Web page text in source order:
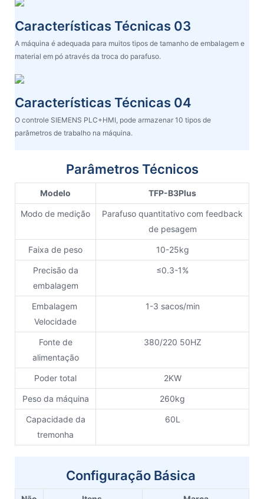
Características Técnicas 03
A máquina é adequada para muitos tipos de tamanho de embalagem e
material em pó através da troca do parafuso.
Características Técnicas 04
O controle SIEMENS PLC+HMI, pode armazenar 10 tipos de
parâmetros de trabalho na máquina.
Parâmetros Técnicos
Modelo TFP-B3Plus
Modo de medição
Parafuso quantitativo com feedback
de pesagem
Faixa de peso 10-25kg
Precisão da
embalagem
≤0.3-1%
Embalagem
Velocidade
1-3 sacos/min
Fonte de
alimentação
380/220 50HZ
Poder total 2KW
Peso da máquina 260kg
Capacidade da
tremonha
60L
Configuração Básica